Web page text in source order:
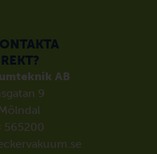
AB
9
565200